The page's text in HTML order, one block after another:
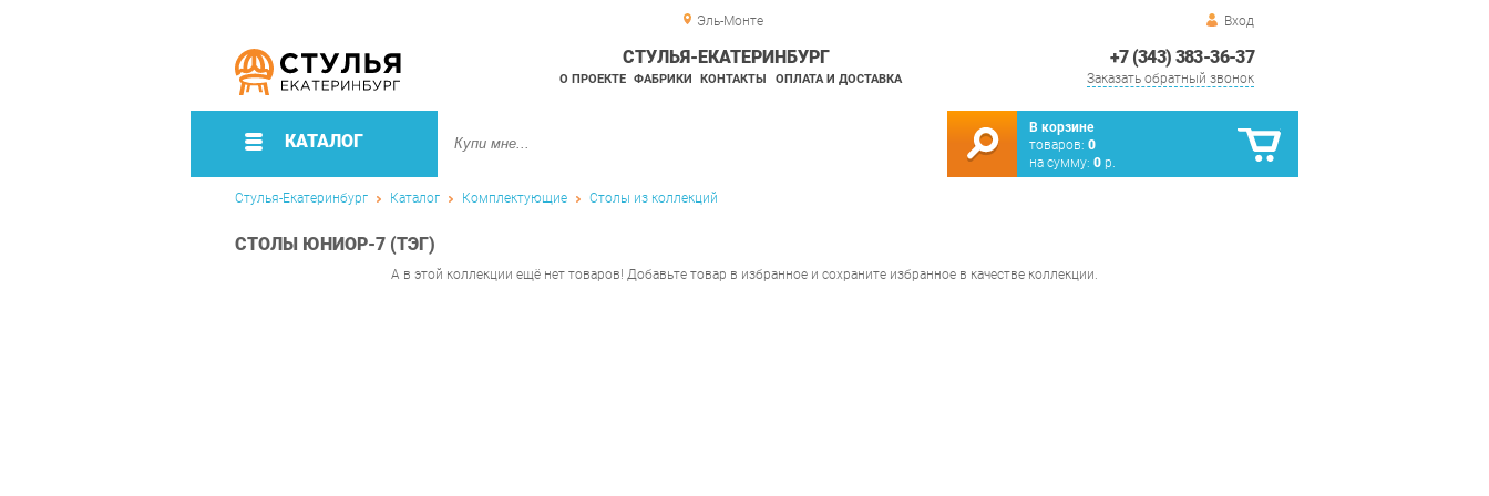
Эль-Монте Вход
+7 (343) 383-36-37
Заказать обратный звонок
СТУЛЬЯ-ЕКАТЕРИНБУРГ
О ПРОЕКТЕ ФАБРИКИ КОНТАКТЫ ОПЛАТА И ДОСТАВКА
КАТАЛОГ
В корзине
товаров: 0
на сумму: 0 р.
Стулья-Екатеринбург Каталог Комплектующие Столы из коллекций
СТОЛЫ ЮНИОР-7 (ТЭГ)
А в этой коллекции ещё нет товаров! Добавьте товар в избранное и сохраните избранное в качестве коллекции.